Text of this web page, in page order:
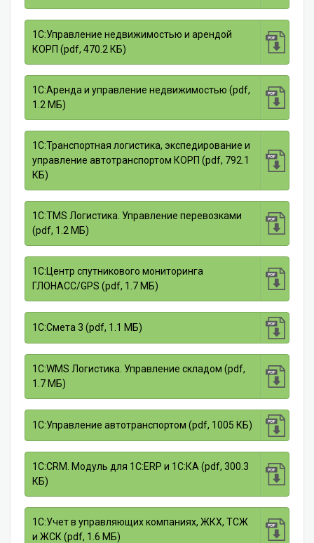
1С:Управление недвижимостью и арендой
КОРП (pdf, 470.2 КБ)
1С:Аренда и управление недвижимостью (pdf,
1.2 МБ)
1С:Транспортная логистика, экспедирование и
управление автотранспортом КОРП (pdf, 792.1
КБ)
1С:TMS Логистика. Управление перевозками
(pdf, 1.2 МБ)
1С:Центр спутникового мониторинга
ГЛОНАСС/GPS (pdf, 1.7 МБ)
1С:Смета 3 (pdf, 1.1 МБ)
1С:WMS Логистика. Управление складом (pdf,
1.7 МБ)
1С:Управление автотранспортом (pdf, 1005 КБ)
1С:CRM. Модуль для 1С:ERP и 1С:КА (pdf, 300.3
КБ)
1С:Учет в управляющих компаниях, ЖКХ, ТСЖ
и ЖСК (pdf, 1.6 МБ)